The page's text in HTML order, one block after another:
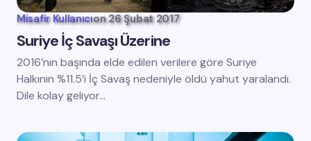
Misafir Kullanıcıon 26 Şubat 2017
Suriye İç Savaşı Üzerine
2016’nın başında elde edilen verilere göre Suriye
Halkının %11.5’i İç Savaş nedeniyle öldü yahut yaralandı.
Dile kolay geliyor…